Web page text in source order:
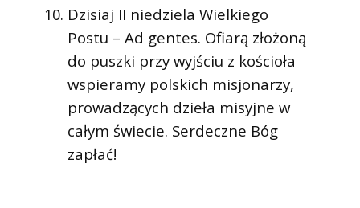
Dzisiaj II niedziela Wielkiego
Postu – Ad gentes. Ofiarą złożoną
do puszki przy wyjściu z kościoła
wspieramy polskich misjonarzy,
prowadzących dzieła misyjne w
całym świecie. Serdeczne Bóg
zapłać!